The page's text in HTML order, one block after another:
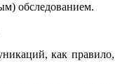
обследованием.
как правило,